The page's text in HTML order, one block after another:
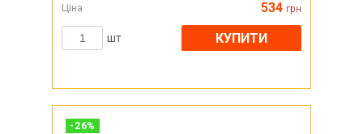
Ціна 534 грн
шт КУПИТИ
- 26%